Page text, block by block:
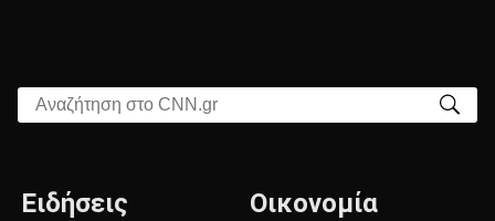
Αναζήτηση στο CNN.gr
Ειδήσεις Οικονομία